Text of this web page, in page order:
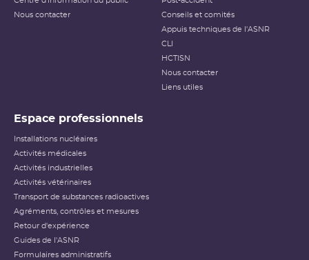
Nous contacter
Conseils et comités
Appuis techniques de l'ASNR
CLI
HCTISN
Nous contacter
Liens utiles
Espace professionnels
Installations nucléaires
Activités médicales
Activités industrielles
Activités vétérinaires
Transport de substances radioactives
Agréments, contrôles et mesures
Retour d'expérience
Guides de l'ASNR
Formulaires administratifs